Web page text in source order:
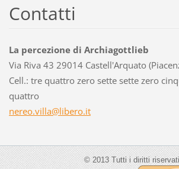
Contatti
La percezione di Archiagottlieb
Via Riva 43 29014 Castell'Arquato
Cell.: tre quattro zero sette sette zero
quattro
nereo.villa@libero.it
© 2013 Tutti i diritti